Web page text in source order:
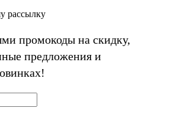
рассылку
промокоды на скидку,
предложения и